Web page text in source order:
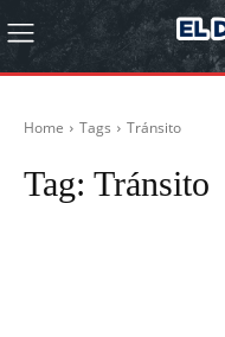
Home Tags Tránsito
Tag: Tránsito